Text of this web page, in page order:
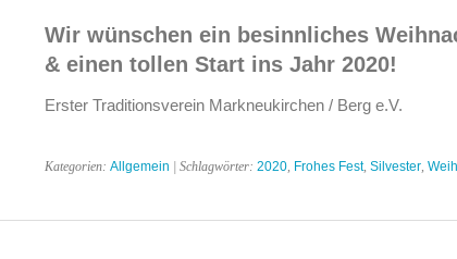
Wir wünschen ein besinnliches
& einen tollen Start ins Jahr 2020!
Erster Traditionsverein Markneukirchen / Berg e.V.
Kategorien: Allgemein | Schlagwörter: 2020, Frohes Fest, Silvester,